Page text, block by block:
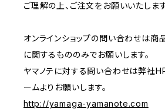
ご理解の上、ご注文をお願いいたします
オンラインショップの問い合わせは商
に関するもののみでお願いします。
ヤマノテに対する問い合わせは弊社
ームよりお願いします。
http://yamaga-yamanote.com